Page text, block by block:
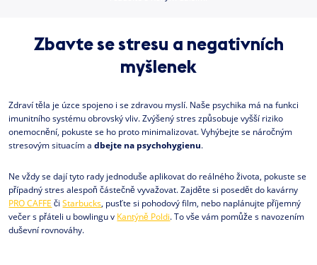
Zbavte se stresu a negativních
myšlenek
Zdraví těla je úzce spojeno i se zdravou myslí. Naše psychika má na funkci
imunitního systému obrovský vliv. Zvýšený stres způsobuje vyšší riziko
onemocnění, pokuste se ho proto minimalizovat. Vyhýbejte se náročným
stresovým situacím adbejte na psychohygienu.
Ne vždy se dají tyto rady jednoduše aplikovat do reálného života, pokuste se
případný stres alespoň částečně vyvažovat. Zajděte si posedět do kavárny
PRO CAFFE čiStarbucks, pusťte si pohodový film, nebo naplánujte příjemný
večer s přáteli u bowlingu v Kantýně Poldi. To vše vám pomůže s navozením
duševní rovnováhy.